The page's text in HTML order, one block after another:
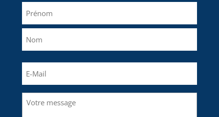
(Nécessaire)
Prénom
mail
Votre
message